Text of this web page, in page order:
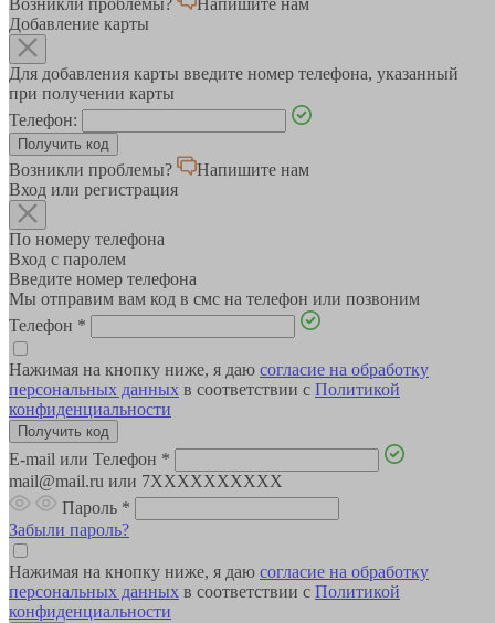
Возникли проблемы?
Напишите нам
Добавление карты
Для добавления карты введите номер телефона, указанный
при получении карты
Телефон:
Возникли проблемы?
Напишите нам
Вход или регистрация
По номеру телефона
Вход с паролем
Введите номер телефона
Мы отправим вам код в смс на телефон или позвоним
Телефон *
Нажимая на кнопку ниже, я даю согласие на обработку
персональных данных в соответствии с Политикой
конфиденциальности
E-mail или Телефон *
mail@mail.ru или 7XXXXXXXXXX
Пароль *
Забыли пароль?
Нажимая на кнопку ниже, я даю согласие на обработку
персональных данных в соответствии с Политикой
конфиденциальности